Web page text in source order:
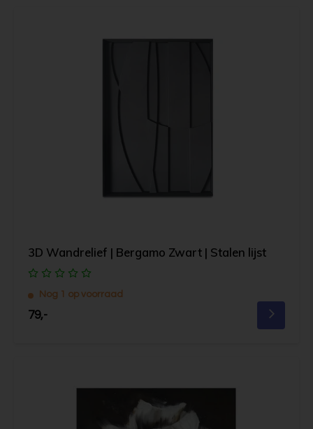
3D Wandrelief | Bergamo Zwart | Stalen lijst
Nog 1 op voorraad
79,-